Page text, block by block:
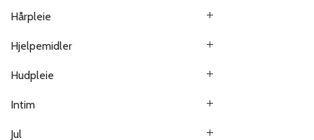
Hårpleie
Hjelpemidler
Hudpleie
Intim
Jul